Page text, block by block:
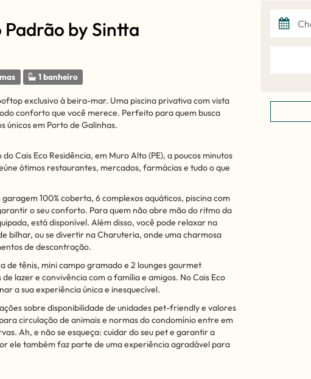
by Sintta
1 banheiro
exclusivo à beira-mar. Uma piscina privativa com vista
conforto que você merece. Perfeito para quem busca
únicos em Porto de Galinhas.
Cais Eco Residência, em Muro Alto (PE), a poucos minutos
ótimos restaurantes, mercados, farmácias e tudo o que
100% coberta, 6 complexos aquáticos, piscina com
o seu conforto. Para quem não abre mão do ritmo da
está disponível. Além disso, você pode relaxar na
bilhar, ou se divertir na Charuteria, onde uma charmosa
de descontração.
de tênis, mini campo gramado e 2 lounges gourmet
lazer e convivência com a família e amigos. No Cais Eco
a sua experiência única e inesquecível.
sobre disponibilidade de unidades pet-friendly e valores
circulação de animais e normas do condomínio entre em
Ah, e não se esqueça: cuidar do seu pet e garantir a
ele também faz parte de uma experiência agradável para